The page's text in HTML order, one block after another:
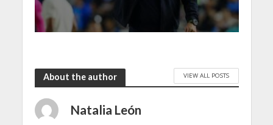
About the author VIEW ALL POSTS
Natalia León